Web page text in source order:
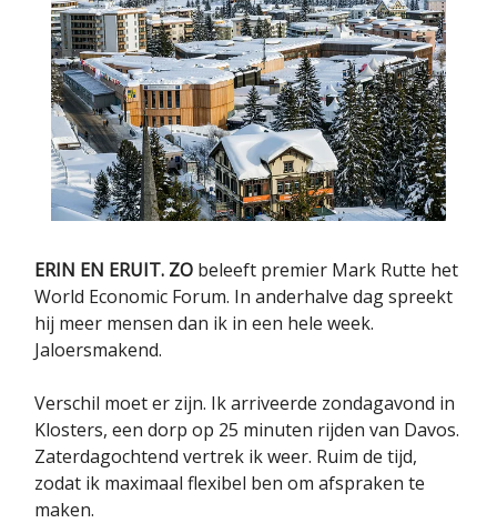
ERIN EN ERUIT. ZO beleeft premier Mark Rutte het
World Economic Forum. In anderhalve dag spreekt
hij meer mensen dan ik in een hele week.
Jaloersmakend.
Verschil moet er zijn. Ik arriveerde zondagavond in
Klosters, een dorp op 25 minuten rijden van Davos.
Zaterdagochtend vertrek ik weer. Ruim de tijd,
zodat ik maximaal flexibel ben om afspraken te
maken.